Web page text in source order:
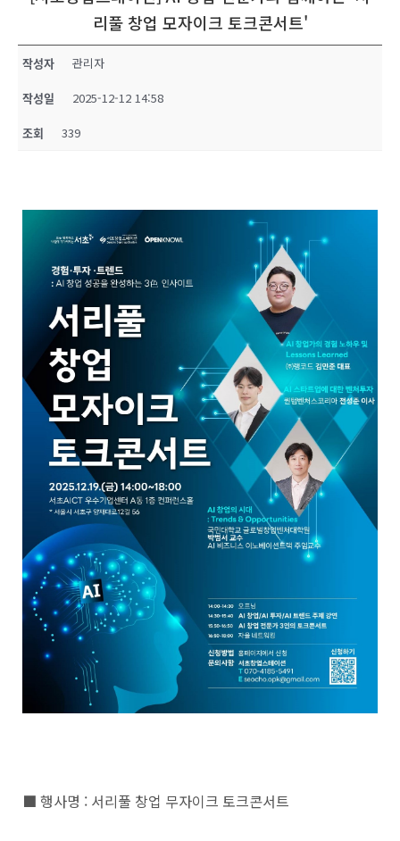
리풀 창업 모자이크 토크콘서트'
작성자 관리자
작성일 2025-12-12 14:58
조회 339
■ 행사명 : 서리풀 창업 무자이크 토크콘서트